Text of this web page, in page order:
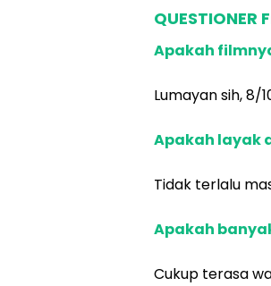
QUESTIONER
Apakah
Lumayan sih, 8/
Apakah layak
Tidak terlalu
Apakah
Cukup terasa